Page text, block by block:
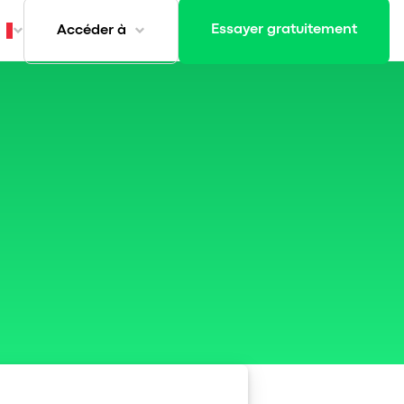
Accéder à Essayer gratuitement